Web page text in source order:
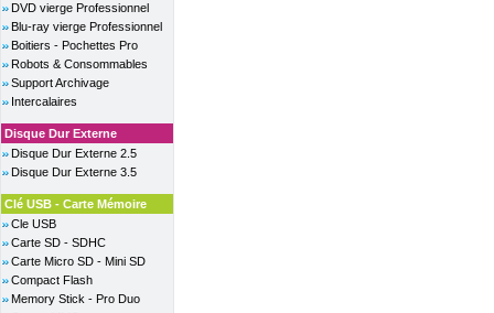
DVD vierge Professionnel
Blu-ray vierge Professionnel
Boitiers - Pochettes Pro
Robots & Consommables
Support Archivage
Intercalaires
Disque Dur Externe
Disque Dur Externe 2.5
Disque Dur Externe 3.5
Clé USB - Carte Mémoire
Cle USB
Carte SD - SDHC
Carte Micro SD - Mini SD
Compact Flash
Memory Stick - Pro Duo